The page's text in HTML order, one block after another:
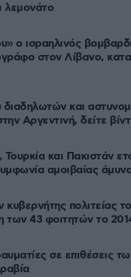
λεμονάτο
ο ισραηλινός
στον Λίβανο,
διαδηλωτών και
Αργεντινή, δείτε
και Πακιστάν
αμοιβαίας
πολιτείας
των 43 φοιτητών το
σε επιθέσεις